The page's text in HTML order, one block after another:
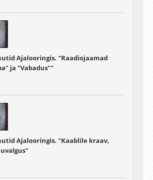
Ajalooringis. "Raadiojaamad
ja "Vabadus""
Ajalooringis. "Kaablile kraav,